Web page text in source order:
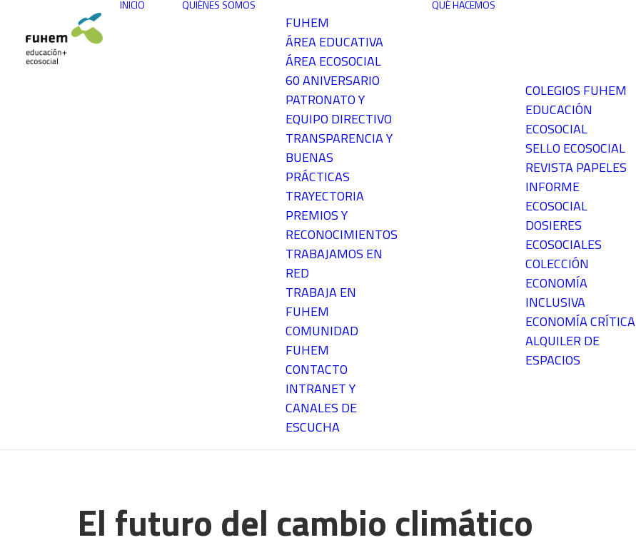
INICIO QUIÉNES SOMOS
FUHEM
ÁREA EDUCATIVA
ÁREA ECOSOCIAL
60 ANIVERSARIO
PATRONATO Y
EQUIPO DIRECTIVO
TRANSPARENCIA Y
BUENAS
PRÁCTICAS
TRAYECTORIA
PREMIOS Y
RECONOCIMIENTOS
TRABAJAMOS EN
RED
TRABAJA EN
FUHEM
COMUNIDAD
FUHEM
CONTACTO
INTRANET Y
CANALES DE
ESCUCHA
QUÉ HACEMOS
COLEGIOS FUHEM
EDUCACIÓN
ECOSOCIAL
SELLO ECOSOCIAL
REVISTA PAPELES
INFORME
ECOSOCIAL
DOSIERES
ECOSOCIALES
COLECCIÓN
ECONOMÍA
INCLUSIVA
ECONOMÍA CRÍTICA
ALQUILER DE
ESPACIOS
El futuro del cambio climático